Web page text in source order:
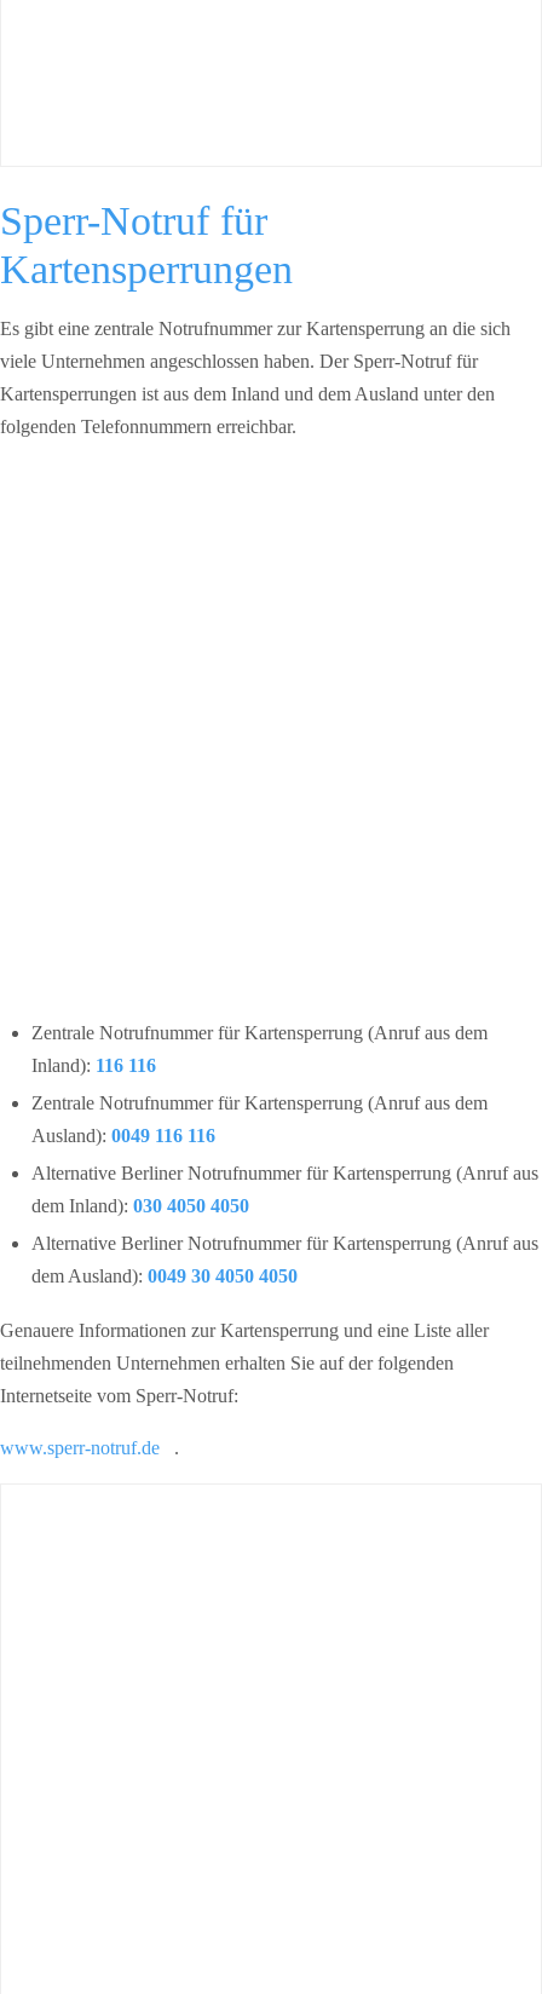
Sperr-Notruf für
Kartensperrungen
Es gibt eine zentrale Notrufnummer zur Kartensperrung an die sich
viele Unternehmen angeschlossen haben. Der Sperr-Notruf für
Kartensperrungen ist aus dem Inland und dem Ausland unter den
folgenden Telefonnummern erreichbar.
Zentrale Notrufnummer für Kartensperrung (Anruf aus dem
Inland): 116 116
Zentrale Notrufnummer für Kartensperrung (Anruf aus dem
Ausland): 0049 116 116
Alternative Berliner Notrufnummer für Kartensperrung (Anruf aus
dem Inland): 030 4050 4050
Alternative Berliner Notrufnummer für Kartensperrung (Anruf aus
dem Ausland): 0049 30 4050 4050
Genauere Informationen zur Kartensperrung und eine Liste aller
teilnehmenden Unternehmen erhalten Sie auf der folgenden
Internetseite vom Sperr-Notruf:
www.sperr-notruf.de .